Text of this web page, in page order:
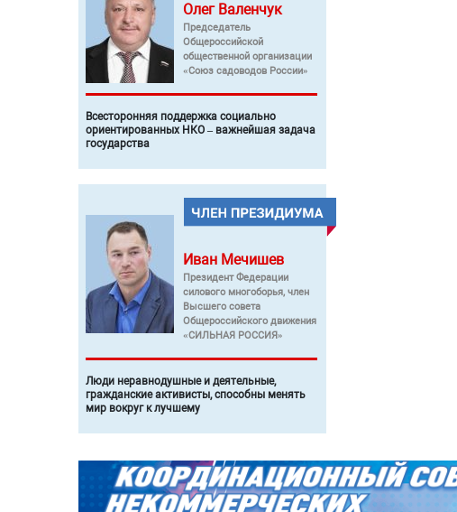
Олег Валенчук
Председатель
Общероссийской
общественной организации
«Союз садоводов России»
Всесторонняя поддержка социально
ориентированных НКО – важнейшая задача
государства
Иван Мечишев
Президент Федерации
силового многоборья, член
Высшего совета
Общероссийского движения
«СИЛЬНАЯ РОССИЯ»
Люди неравнодушные и деятельные,
гражданские активисты, способны менять
мир вокруг к лучшему